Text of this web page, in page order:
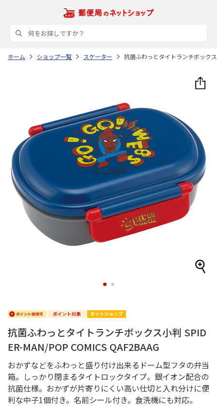
ホーム ショップ一覧 スケーター 抗菌ふわっとタイトランチボック
1 2
抗菌ふわっとタイトランチボックス小判 SPID
ER-MAN/POP COMICS QAF2BAAG
おかずなどをふわっと盛り付け出来るドーム型フタの弁当
箱。しっかり閉まるタイトロックタイプ。銀イオン配合の
抗菌仕様。おかずが片寄りにくい高い仕切と入れ分けに便
利な中子1個付き。名前シール付き。食洗機にも対応。